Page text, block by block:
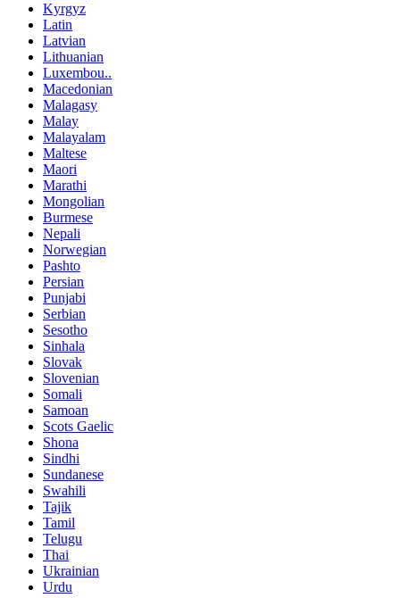
Kyrgyz
Latin
Latvian
Lithuanian
Luxembou..
Macedonian
Malagasy
Malay
Malayalam
Maltese
Maori
Marathi
Mongolian
Burmese
Nepali
Norwegian
Pashto
Persian
Punjabi
Serbian
Sesotho
Sinhala
Slovak
Slovenian
Somali
Samoan
Scots Gaelic
Shona
Sindhi
Sundanese
Swahili
Tajik
Tamil
Telugu
Thai
Ukrainian
Urdu